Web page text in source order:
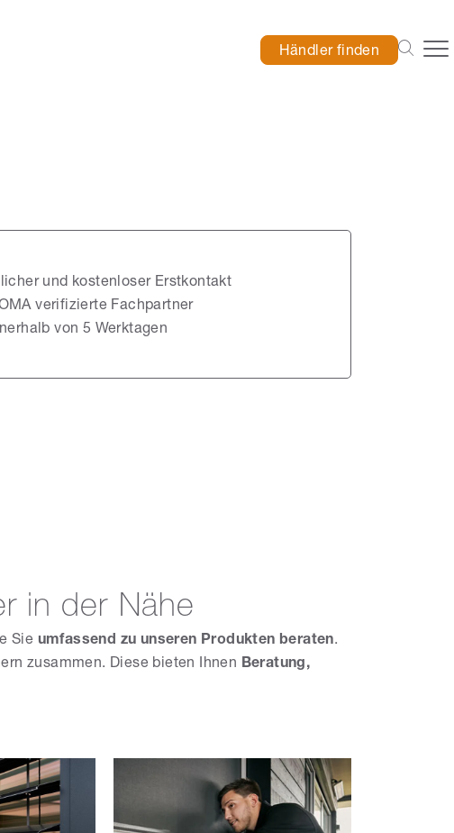
Händler finden
und kostenloser Erstkontakt
verifizierte Fachpartner
von 5 Werktagen
in der Nähe
Sie umfassend zu unseren Produkten beraten.
zusammen. Diese bieten Ihnen Beratung,